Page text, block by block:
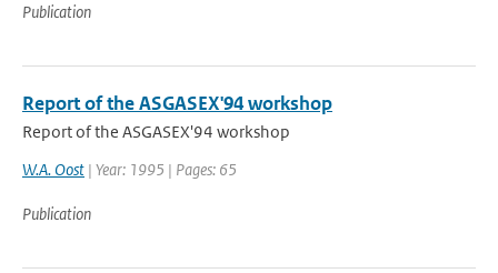
Publication
Report of the ASGASEX'94 workshop
Report of the ASGASEX'94 workshop
W.A. Oost | Year: 1995 | Pages: 65
Publication